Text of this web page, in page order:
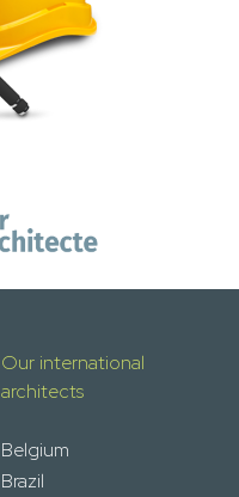
Our international
architects
Belgium
Brazil